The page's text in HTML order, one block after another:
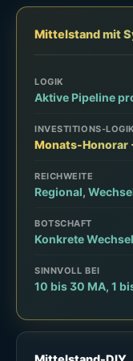
Mittelstand mit
LOGIK
Aktive Pipeline
INVESTITIONS-LOGIK
Monats-Honorar
REICHWEITE
Regional,
BOTSCHAFT
Konkrete
SINNVOLL BEI
10 bis 30 MA, 1